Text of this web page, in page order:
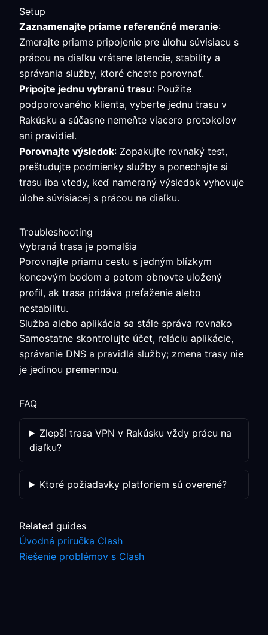
Setup
Zaznamenajte priame referenčné meranie:
Zmerajte priame pripojenie pre úlohu súvisiacu s
prácou na diaľku vrátane latencie, stability a
správania služby, ktoré chcete porovnať.
Pripojte jednu vybranú trasu: Použite
podporovaného klienta, vyberte jednu trasu v
Rakúsku a súčasne nemeňte viacero protokolov
ani pravidiel.
Porovnajte výsledok: Zopakujte rovnaký test,
preštudujte podmienky služby a ponechajte si
trasu iba vtedy, keď nameraný výsledok vyhovuje
úlohe súvisiacej s prácou na diaľku.
Troubleshooting
Vybraná trasa je pomalšia
Porovnajte priamu cestu s jedným blízkym
koncovým bodom a potom obnovte uložený
profil, ak trasa pridáva preťaženie alebo
nestabilitu.
Služba alebo aplikácia sa stále správa rovnako
Samostatne skontrolujte účet, reláciu aplikácie,
správanie DNS a pravidlá služby; zmena trasy nie
je jedinou premennou.
FAQ
Zlepší trasa VPN v Rakúsku vždy prácu na
diaľku?
Ktoré požiadavky platforiem sú overené?
Related guides
Úvodná príručka Clash
Riešenie problémov s Clash